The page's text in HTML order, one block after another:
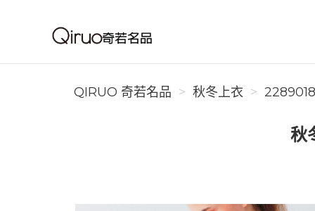
Qiruo 奇若名品
QIRUO 奇若名品
秋冬上衣
秋